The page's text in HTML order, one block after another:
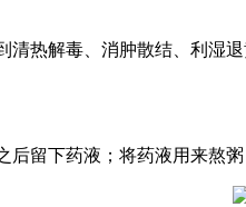
热解毒、消肿散结、利湿
留下药液；将药液用来熬